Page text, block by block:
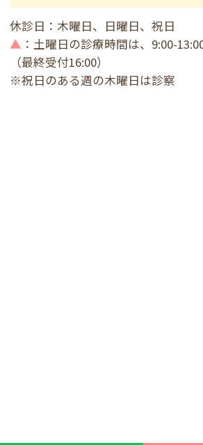
休診日：木曜日、日曜日、祝日
▲ ：土曜日の診療時間は、9:00-
（最終受付16:00）
※祝日のある週の木曜日は診察